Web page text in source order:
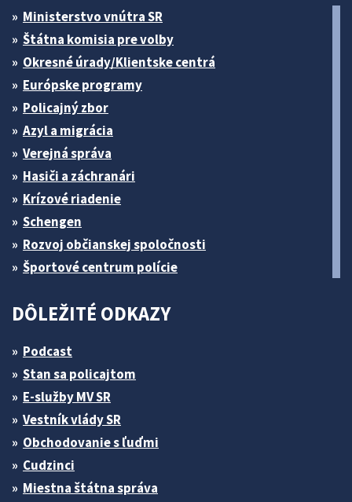
Ministerstvo vnútra SR
Štátna komisia pre volby
Okresné úrady/Klientske centrá
Európske programy
Policajný zbor
Azyl a migrácia
Verejná správa
Hasiči a záchranári
Krízové riadenie
Schengen
Rozvoj občianskej spoločnosti
Športové centrum polície
DÔLEŽITÉ ODKAZY
Podcast
Stan sa policajtom
E-služby MV SR
Vestník vlády SR
Obchodovanie s ľuďmi
Cudzinci
Miestna štátna správa